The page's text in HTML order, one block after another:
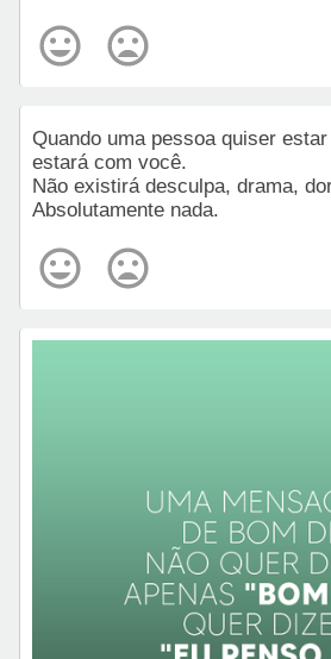
Quando uma pessoa quiser
estará com você.
Não existirá desculpa, drama,
Absolutamente nada.